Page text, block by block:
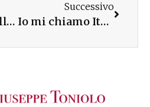
Il cordoglio dell’Istituto Toniolo per la morte del prof. Martinelli
Successivo
Io mi chiamo Italia: i video degli studenti universitari